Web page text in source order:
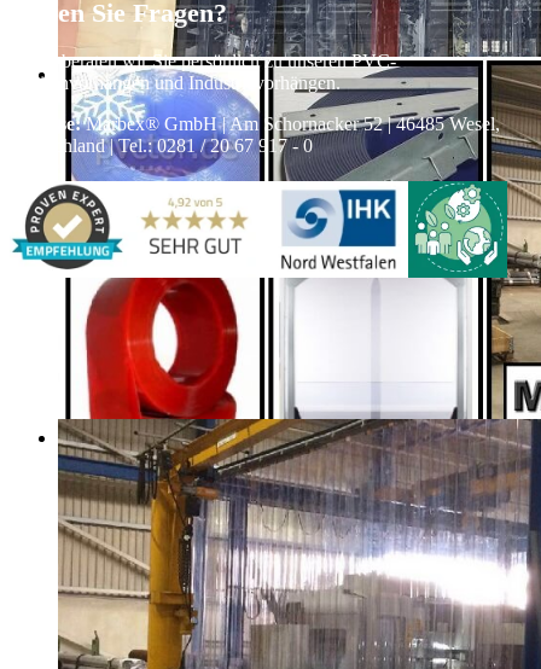
Haben Sie Fragen?
Gerne beraten wir Sie persönlich zu unseren PVC-
Streifenvorhängen und Industrievorhängen.
Adresse:Marbex® GmbH | Am Schornacker 52 | 46485 Wesel,
Deutschland | Tel.: 0281 / 20 67 917 - 0